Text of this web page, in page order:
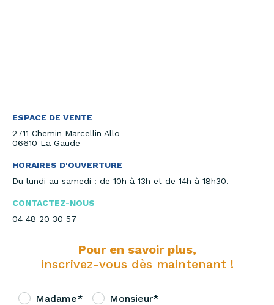
ESPACE DE VENTE
2711 Chemin Marcellin Allo
06610 La Gaude
HORAIRES D'OUVERTURE
Du lundi au samedi : de 10h à 13h et de 14h à 18h30.
CONTACTEZ-NOUS
04 48 20 30 57
Pour en savoir plus,
inscrivez-vous dès maintenant !
Madame* Monsieur*